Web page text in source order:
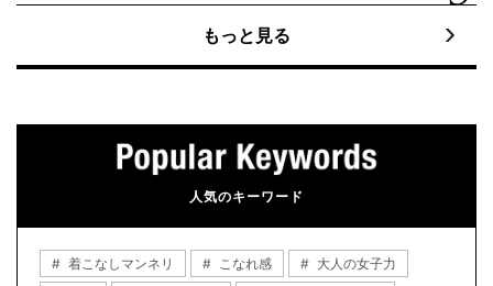
もっと見る
人気のキーワード
着こなしマンネリ こなれ感
大人の女子力